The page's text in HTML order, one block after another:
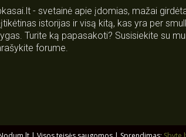
- svetainė apie įdomias, mažai
istorijas ir visą kitą, kas yra per
Turite ką papasakoti? Susisiekite su
forume.